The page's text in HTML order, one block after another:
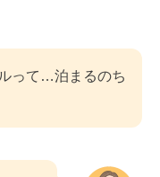
って…泊まるのち